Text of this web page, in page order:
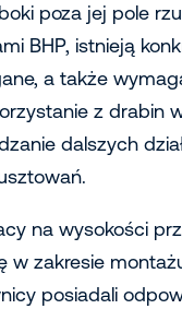
poza jej pole
BHP, istnieją
a także
z drabin
dalszych
na wysokości
w zakresie
posiadali